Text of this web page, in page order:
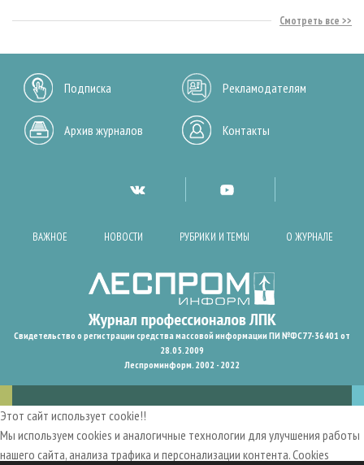
Смотреть все
Подписка Рекламодателям
Архив журналов Контакты
ВАЖНОЕ НОВОСТИ РУБРИКИ И ТЕМЫ О ЖУРНАЛЕ
Свидетельство о регистрации средства массовой информации ПИ №ФС77-36401 от
28.05.2009
Леспроминформ. 2002 - 2022
Этот сайт использует cookie!!
Мы используем cookies и аналогичные технологии для улучшения работы
нашего сайта, анализа трафика и персонализации контента. Cookies